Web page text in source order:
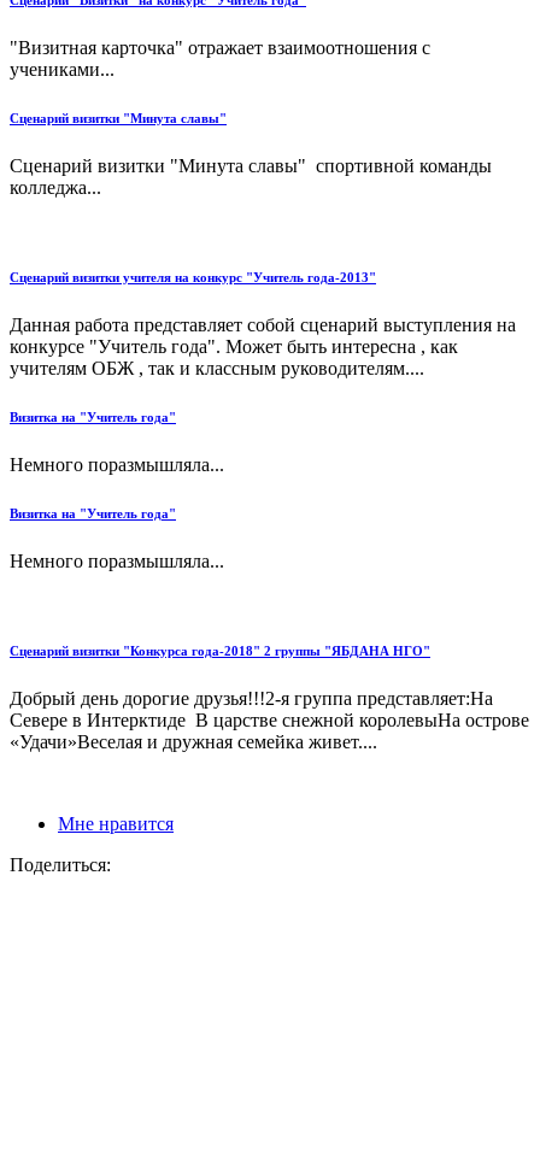
"Визитная карточка" отражает взаимоотношения с
учениками...
Сценарий визитки "Минута славы"
Сценарий визитки "Минута славы" спортивной команды
колледжа...
Сценарий визитки учителя на конкурс "Учитель года-2013"
Данная работа представляет собой сценарий выступления на
конкурсе "Учитель года". Может быть интересна , как
учителям ОБЖ , так и классным руководителям....
Визитка на "Учитель года"
Немного поразмышляла...
Визитка на "Учитель года"
Немного поразмышляла...
Сценарий визитки "Конкурса года-2018" 2 группы "ЯБДАНА НГО"
Добрый день дорогие друзья!!!2-я группа представляет:На
Севере в Интерктиде В царстве снежной королевыНа острове
«Удачи»Веселая и дружная семейка живет....
Мне нравится
Поделиться: